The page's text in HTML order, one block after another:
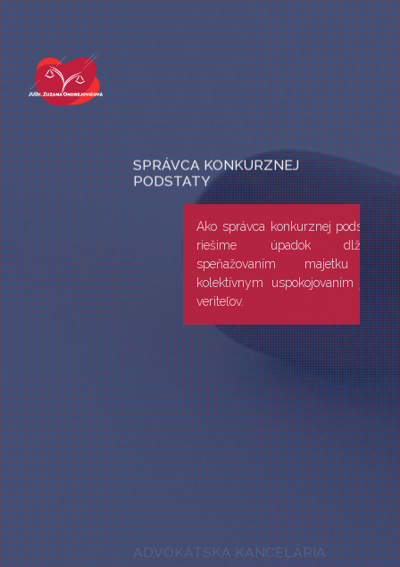
SPRÁVCA KONKURZNEJ
PODSTATY
Ako správca konkurznej podstaty
riešime úpadok dlžníka
speňažovaním majetku a
kolektívnym uspokojovaním jeho
veriteľov.